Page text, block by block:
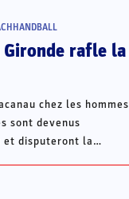
Gironde rafle la
chez les hommes
sont devenus
et disputeront la